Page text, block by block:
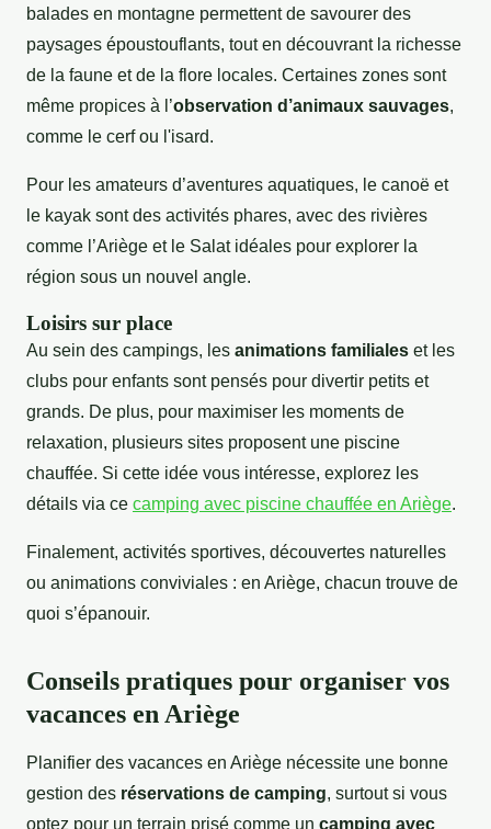
balades en montagne permettent de savourer des
paysages époustouflants, tout en découvrant la richesse
de la faune et de la flore locales. Certaines zones sont
même propices à l’observation d’animaux sauvages,
comme le cerf ou l'isard.
Pour les amateurs d’aventures aquatiques, le canoë et
le kayak sont des activités phares, avec des rivières
comme l’Ariège et le Salat idéales pour explorer la
région sous un nouvel angle.
Loisirs sur place
Au sein des campings, les animations familiales et les
clubs pour enfants sont pensés pour divertir petits et
grands. De plus, pour maximiser les moments de
relaxation, plusieurs sites proposent une piscine
chauffée. Si cette idée vous intéresse, explorez les
détails via ce camping avec piscine chauffée en Ariège.
Finalement, activités sportives, découvertes naturelles
ou animations conviviales : en Ariège, chacun trouve de
quoi s’épanouir.
Conseils pratiques pour organiser vos
vacances en Ariège
Planifier des vacances en Ariège nécessite une bonne
gestion des réservations de camping, surtout si vous
optez pour un terrain prisé comme un camping avec